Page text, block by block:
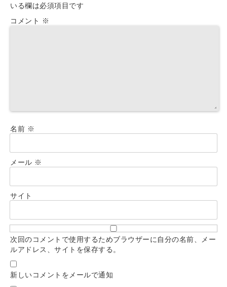
いる欄は必須項目です
コメント
※
名前 ※
メール ※
サイト
次回のコメントで使用するためブラウザーに自分の名前、メー
ルアドレス、サイトを保存する。
新しいコメントをメールで通知